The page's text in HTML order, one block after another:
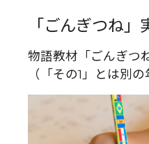
「ごんぎつね
物語教材「ごんぎつ
（「その1」とは別